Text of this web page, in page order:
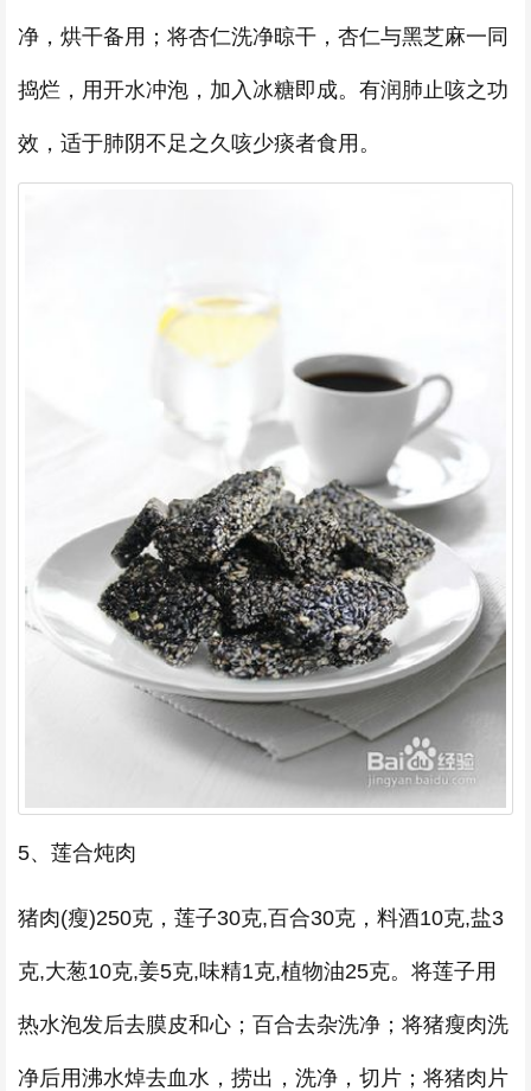
净，烘干备用；将杏仁洗净晾干，杏仁与黑芝麻一同
捣烂，用开水冲泡，加入冰糖即成。有润肺止咳之功
效，适于肺阴不足之久咳少痰者食用。
5、莲合炖肉
猪肉(瘦)250克，莲子30克,百合30克，料酒10克,盐3
克,大葱10克,姜5克,味精1克,植物油25克。将莲子用
热水泡发后去膜皮和心；百合去杂洗净；将猪瘦肉洗
净后用沸水焯去血水，捞出，洗净，切片；将猪肉片